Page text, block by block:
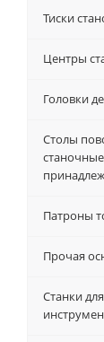
Тиски
Центры
Головки
Столы
Патроны
Прочая
Станки